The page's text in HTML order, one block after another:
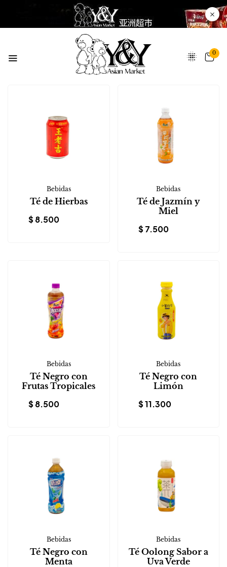
0
Bebidas
Té de Hierbas
$8.500
Bebidas
Té de Jazmín y
Miel
$7.500
Bebidas
Té Negro con
Frutas Tropicales
$8.500
Bebidas
Té Negro con
Limón
$11.300
Bebidas
Té Negro con
Menta
Bebidas
Té Oolong Sabor a
Uva Verde